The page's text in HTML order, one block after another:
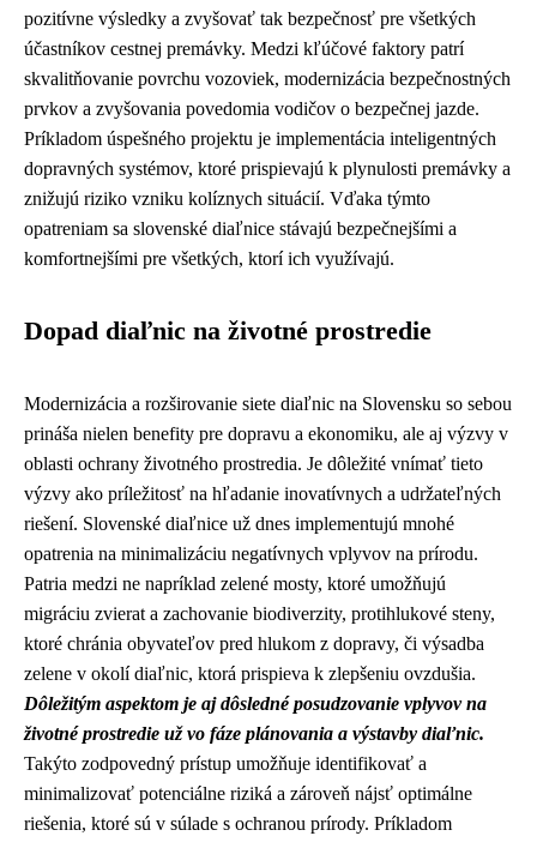
pozitívne výsledky a zvyšovať tak bezpečnosť pre všetkých
účastníkov cestnej premávky. Medzi kľúčové faktory patrí
skvalitňovanie povrchu vozoviek, modernizácia bezpečnostných
prvkov a zvyšovania povedomia vodičov o bezpečnej jazde.
Príkladom úspešného projektu je implementácia inteligentných
dopravných systémov, ktoré prispievajú k plynulosti premávky a
znižujú riziko vzniku kolíznych situácií. Vďaka týmto
opatreniam sa slovenské diaľnice stávajú bezpečnejšími a
komfortnejšími pre všetkých, ktorí ich využívajú.
Dopad diaľnic na životné prostredie
Modernizácia a rozširovanie siete diaľnic na Slovensku so sebou
prináša nielen benefity pre dopravu a ekonomiku, ale aj výzvy v
oblasti ochrany životného prostredia. Je dôležité vnímať tieto
výzvy ako príležitosť na hľadanie inovatívnych a udržateľných
riešení. Slovenské diaľnice už dnes implementujú mnohé
opatrenia na minimalizáciu negatívnych vplyvov na prírodu.
Patria medzi ne napríklad zelené mosty, ktoré umožňujú
migráciu zvierat a zachovanie biodiverzity, protihlukové steny,
ktoré chránia obyvateľov pred hlukom z dopravy, či výsadba
zelene v okolí diaľnic, ktorá prispieva k zlepšeniu ovzdušia.
Dôležitým aspektom je aj dôsledné posudzovanie vplyvov na
životné prostredie už vo fáze plánovania a výstavby diaľnic.
Takýto zodpovedný prístup umožňuje identifikovať a
minimalizovať potenciálne riziká a zároveň nájsť optimálne
riešenia, ktoré sú v súlade s ochranou prírody. Príkladom